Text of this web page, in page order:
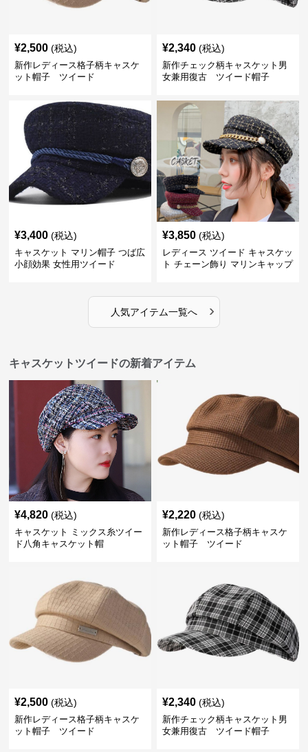
¥2,500 (税込)
新作レディース格子柄キャスケ
ット帽子 ツイード
¥2,340 (税込)
新作チェック柄キャスケット男
女兼用復古 ツイード帽子
¥3,400 (税込)
キャスケット マリン帽子 つば広
小顔効果 女性用ツイード
¥3,850 (税込)
レディース ツイード キャスケッ
ト チェーン飾り マリンキャップ
人気アイテム一覧へ ›
キャスケットツイードの新着アイテム
¥4,820 (税込)
キャスケット ミックス糸ツイー
ド八角キャスケット帽
¥2,220 (税込)
新作レディース格子柄キャスケ
ット帽子 ツイード
¥2,500 (税込)
新作レディース格子柄キャスケ
ット帽子 ツイード
¥2,340 (税込)
新作チェック柄キャスケット男
女兼用復古 ツイード帽子